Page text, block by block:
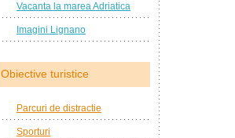
Vacanta la marea Adriatica
Imagini Lignano
Obiective turistice
Parcuri de distractie
Sporturi